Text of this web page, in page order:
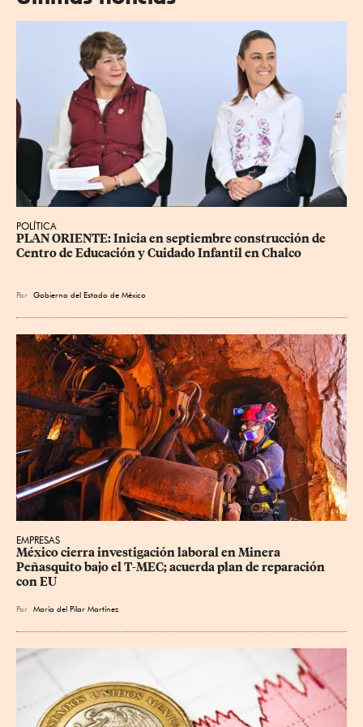
POLÍTICA
PLAN ORIENTE: Inicia en septiembre construcción de
Centro de Educación y Cuidado Infantil en Chalco
Por Gobierno del Estado de México
EMPRESAS
México cierra investigación laboral en Minera
Peñasquito bajo el T-MEC; acuerda plan de reparación
con EU
Por María del Pilar Martínez